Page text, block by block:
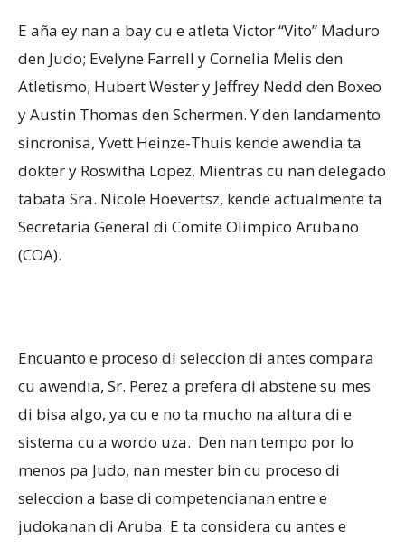
E aña ey nan a bay cu e atleta Victor “Vito” Maduro
den Judo; Evelyne Farrell y Cornelia Melis den
Atletismo; Hubert Wester y Jeffrey Nedd den Boxeo
y Austin Thomas den Schermen. Y den landamento
sincronisa, Yvett Heinze-Thuis kende awendia ta
dokter y Roswitha Lopez. Mientras cu nan delegado
tabata Sra. Nicole Hoevertsz, kende actualmente ta
Secretaria General di Comite Olimpico Arubano
(COA).
Encuanto e proceso di seleccion di antes compara
cu awendia, Sr. Perez a prefera di abstene su mes
di bisa algo, ya cu e no ta mucho na altura di e
sistema cu a wordo uza. Den nan tempo por lo
menos pa Judo, nan mester bin cu proceso di
seleccion a base di competencianan entre e
judokanan di Aruba. E ta considera cu antes e